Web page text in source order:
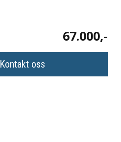
67.000,-
Kontakt oss